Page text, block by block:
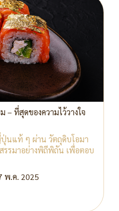
– ที่สุดของความไว้วางใจ
นแท้ ๆ ผ่าน วัตถุดิบโอมา
รรมาอย่างพิถีพิถัน เพื่อตอบ
พ.ค. 2025